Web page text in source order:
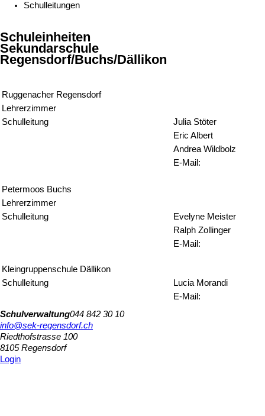
Schulleitungen
Schuleinheiten
Sekundarschule
Regensdorf/Buchs/Dällikon
Ruggenacher Regensdorf
Lehrerzimmer
Schulleitung
Julia Stöter
Eric Albert
Andrea Wildbolz
E-Mail:
Petermoos Buchs
Lehrerzimmer
Schulleitung
Evelyne Meister
Ralph Zollinger
E-Mail:
Kleingruppenschule Dällikon
Schulleitung
Lucia Morandi
E-Mail:
Schulverwaltung044 842 30 10
info@sek-regensdorf.ch
Riedthofstrasse 100
8105 Regensdorf
Login